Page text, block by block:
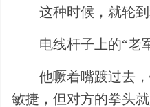
这种时候，就轮到
电线杆子上的“老
他噘着嘴踱过去
敏捷，但对方的拳头